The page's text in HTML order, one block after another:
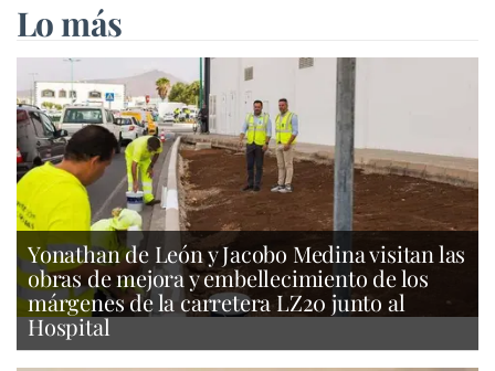
Lo más
Yonathan de León y Jacobo Medina visitan las
obras de mejora y embellecimiento de los
márgenes de la carretera LZ20 junto al
Hospital